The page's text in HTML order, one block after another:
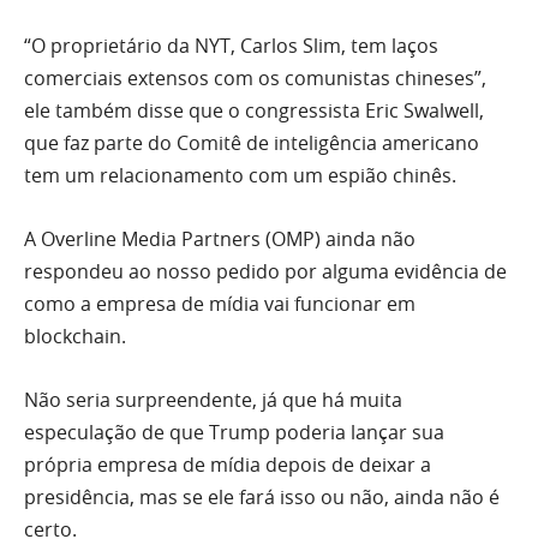
“O proprietário da NYT, Carlos Slim, tem laços
comerciais extensos com os comunistas chineses”,
ele também disse que o congressista Eric Swalwell,
que faz parte do Comitê de inteligência americano
tem um relacionamento com um espião chinês.
A Overline Media Partners (OMP) ainda não
respondeu ao nosso pedido por alguma evidência de
como a empresa de mídia vai funcionar em
blockchain.
Não seria surpreendente, já que há muita
especulação de que Trump poderia lançar sua
própria empresa de mídia depois de deixar a
presidência, mas se ele fará isso ou não, ainda não é
certo.